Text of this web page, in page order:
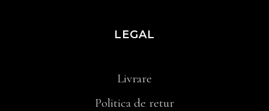
LEGAL
Livrare
Politica de retur